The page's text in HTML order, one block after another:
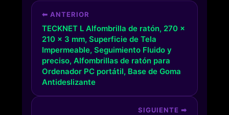
⬅ ANTERIOR
TECKNET L Alfombrilla de ratón, 270 x
210 x 3 mm, Superficie de Tela
Impermeable, Seguimiento Fluido y
preciso, Alfombrillas de ratón para
Ordenador PC portátil, Base de Goma
Antideslizante
SIGUIENTE ➡